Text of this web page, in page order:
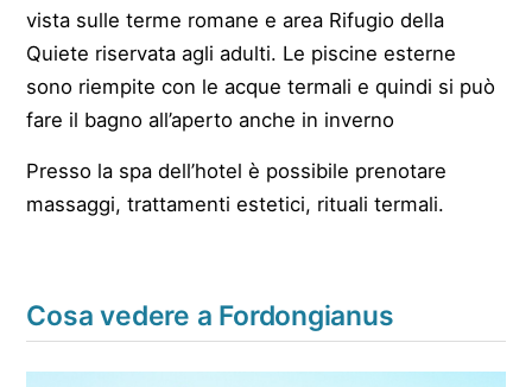
vista sulle terme romane e area Rifugio della
Quiete riservata agli adulti. Le piscine esterne
sono riempite con le acque termali e quindi si può
fare il bagno all’aperto anche in inverno
Presso la spa dell’hotel è possibile prenotare
massaggi, trattamenti estetici, rituali termali.
Cosa vedere a Fordongianus